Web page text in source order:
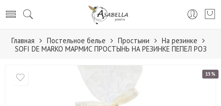
Главная Постельное белье Простыни
На резинке
SOFI DE MARKO МАРМИС ПРОСТЫНЬ НА РЕЗИНКЕ ПЕПЕЛ РОЗ
15%